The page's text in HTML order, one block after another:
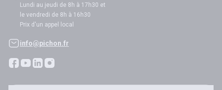
Lundi au jeudi de 8h à 17h30 et
le vendredi de 8h à 16h30
Prix d'un appel local
info@pichon.fr